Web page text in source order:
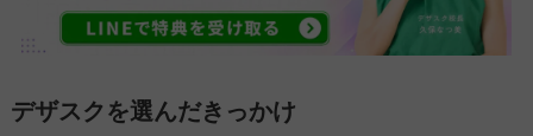
デザスクを選んだきっかけ